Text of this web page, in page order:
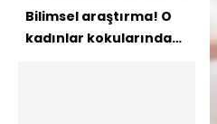
Bilimsel araştırma! O
kadınlar kokularından